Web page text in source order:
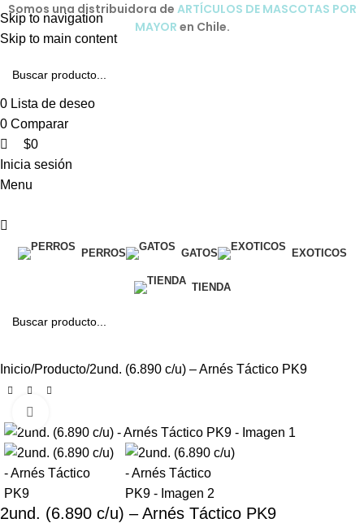
Skip to navigation
Skip to main content
Somos una distribuidora de ARTÍCULOS DE MASCOTAS POR
MAYOR en Chile.
0 Lista de deseo
0 Comparar
$0
Inicia sesión
Menu
PERROS GATOS EXOTICOS
TIENDA
Inicio Producto 2und. (6.890 c/u) – Arnés Táctico PK9
2und. (6.890 c/u) – Arnés Táctico PK9